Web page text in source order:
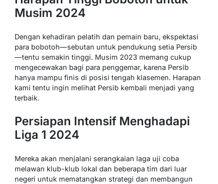
Musim 2024
Dengan kehadiran pelatih dan pemain baru, ekspektasi
para bobotoh—sebutan untuk pendukung setia Persib
—tentu semakin tinggi. Musim 2023 memang cukup
mengecewakan bagi para penggemar, karena Persib
hanya mampu finis di posisi tengah klasemen. Harapan
kami tentu ingin melihat Persib kembali menjadi yang
terbaik.
Persiapan Intensif Menghadapi
Liga 1 2024
Mereka akan menjalani serangkaian laga uji coba
melawan klub-klub lokal dan beberapa tim dari luar
negeri untuk mematangkan strategi dan membangun